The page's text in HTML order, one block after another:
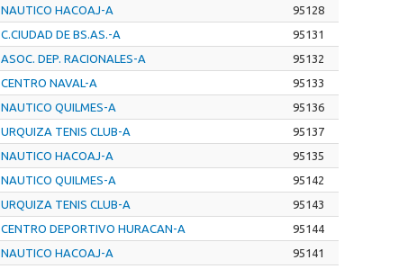
NAUTICO HACOAJ-A
95128
C.CIUDAD DE BS.AS.-A
95131
ASOC. DEP. RACIONALES-A
95132
CENTRO NAVAL-A
95133
NAUTICO QUILMES-A
95136
URQUIZA TENIS CLUB-A
95137
NAUTICO HACOAJ-A
95135
NAUTICO QUILMES-A
95142
URQUIZA TENIS CLUB-A
95143
CENTRO DEPORTIVO HURACAN-A
95144
NAUTICO HACOAJ-A
95141